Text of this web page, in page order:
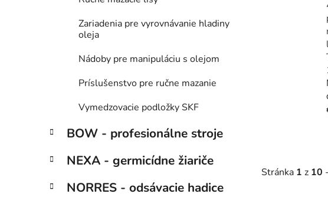
Zariadenia pre vyrovnávanie hladiny
oleja
Nádoby pre manipuláciu s olejom
Príslušenstvo pre ručne mazanie
Vymedzovacie podložky SKF
BOW - profesionálne stroje
NEXA - germicídne žiariče
NORRES - odsávacie hadice
Stránka 1 z 10 -